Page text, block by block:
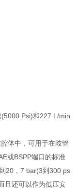
Psi)和227 L/min
体中，可用于在歧管
或BSPP端口的标准
20，7 bar(3到300 ps
且还可以作为低压安